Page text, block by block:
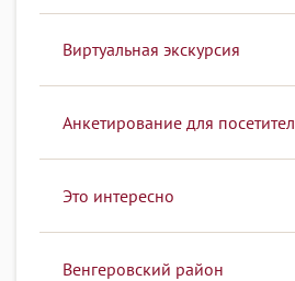
Виртуальная экскурсия
Анкетирование для
Это интересно
Венгеровский район